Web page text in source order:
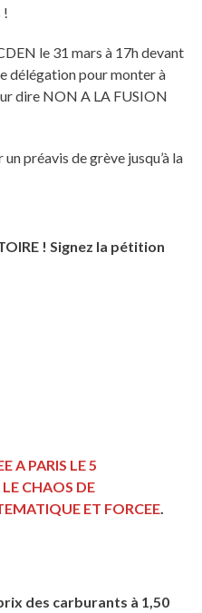
!
le 31 mars à 17h devant
délégation pour monter à
dire NON A LA FUSION
préavis de grève jusqu’à la
! Signez la pétition
A PARIS LE 5
CHAOS DE
ET FORCEE
des carburants à 1,50